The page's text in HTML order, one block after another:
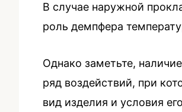
В случае наружной
роль демпфера
Однако заметьте,
ряд воздействий, при
вид изделия и условия